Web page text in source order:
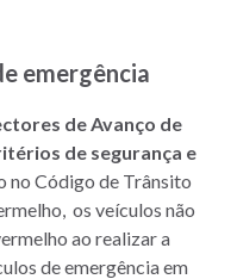
emergência
de Avanço de
de segurança e
no Código de Trânsito
os veículos não
ao realizar a
de emergência em